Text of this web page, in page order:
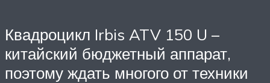
Квадроцикл Irbis ATV 150 U –
китайский бюджетный аппарат,
поэтому ждать многого от техники